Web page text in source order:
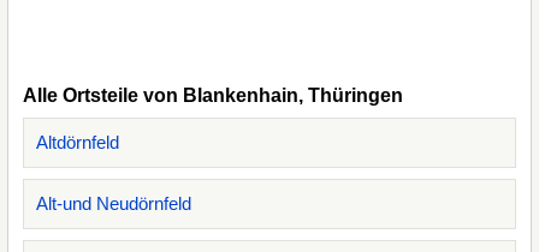
Alle Ortsteile von Blankenhain, Thüringen
Altdörnfeld
Alt-und Neudörnfeld